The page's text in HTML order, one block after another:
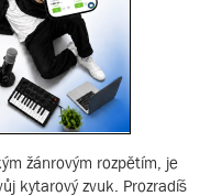
žánrovým rozpětím, je
kytarový zvuk. Prozradíš